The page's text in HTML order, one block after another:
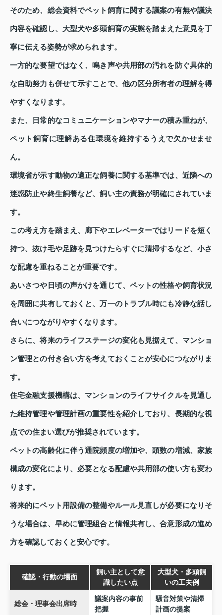
そのため、総会資料でペット飼育に関する議案の有無や議決
内容を確認し、大型犬や多頭飼育の実態を踏まえた意見を丁
寧に伝える姿勢が求められます。
一方的な要望ではなく、鳴き声や共用部の汚れを防ぐ具体的
な自助努力も併せて示すことで、他の区分所有者の理解を得
やすくなります。
また、日常的なコミュニケーションやマナーの積み重ねが、
ペット飼育に理解ある住環境を維持するうえで欠かせませ
ん。
環境省が示す動物の適正な飼養に関する基準では、近隣への
迷惑防止や終生飼養など、飼い主の責務が明確にされていま
す。
この考え方を踏まえ、廊下やエレベーターではリードを短く
持つ、抜け毛や足跡を見つけたらすぐに清掃するなど、小さ
な配慮を重ねることが重要です。
あいさつや日頃の声かけを通じて、ペットの性格や飼育状況
を周囲に共有しておくと、万一のトラブル時にも冷静な話し
合いにつながりやすくなります。
さらに、将来のライフステージの変化も見据えて、マンショ
ン管理との付き合い方を考えておくことが安心につながりま
す。
住宅金融支援機構は、マンションのライフサイクルを見通し
た維持管理や管理計画の重要性を紹介しており、長期的な視
点での住まい選びが推奨されています。
ペットの高齢化に伴う通院頻度の増加や、頭数の増減、家族
構成の変化により、必要となる配慮や共用部の使い方も変わ
ります。
将来的にペット用設備の整備やルール見直しが必要になりそ
うな場合は、早めに管理組合と情報共有し、合意形成の進め
方を確認しておくと安心です。
確認・行動の場面
飼い主として意
識したい点
大型犬・多頭飼
いの工夫例
総会・理事会出席時
議案内容の事前
把握
騒音対策や清掃
計画の提案